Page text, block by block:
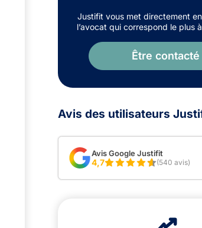
Justifit vous met directement
l’avocat qui correspond le plus
Être contacté
Avis des utilisateurs
Avis Google Justifit
4,7 (540 avis)